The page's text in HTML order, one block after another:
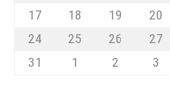
17
18 19 20
24
25 26 27
31
1 2 3